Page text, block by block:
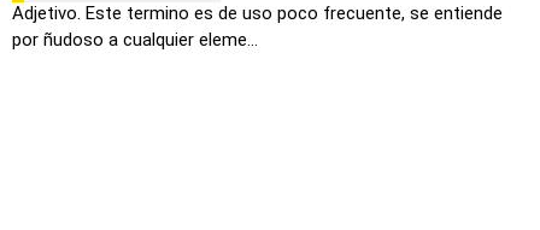
Adjetivo. Este termino es de uso poco frecuente, se entiende
por ñudoso a cualquier eleme...